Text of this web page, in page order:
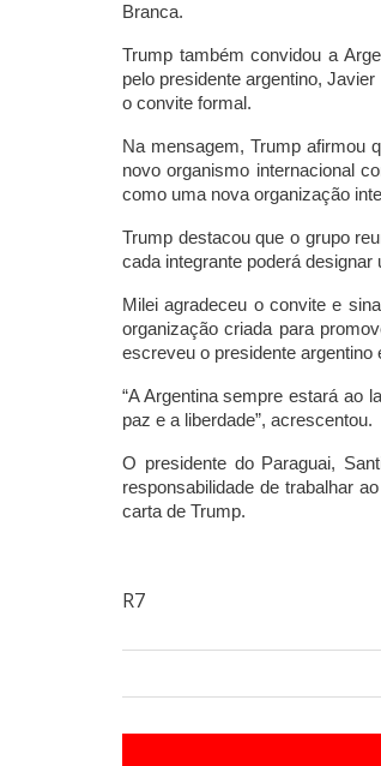
Branca.
Trump também convidou a
pelo presidente argentino,
o convite formal.
Na mensagem, Trump afirmou
novo organismo internacional
como uma nova organização
Trump destacou que o grupo
cada integrante poderá
Milei agradeceu o convite e
organização criada para
escreveu o presidente
“A Argentina sempre estará ao
paz e a liberdade”, acrescentou.
O presidente do Paraguai,
responsabilidade de trabalhar
carta de Trump.
R7